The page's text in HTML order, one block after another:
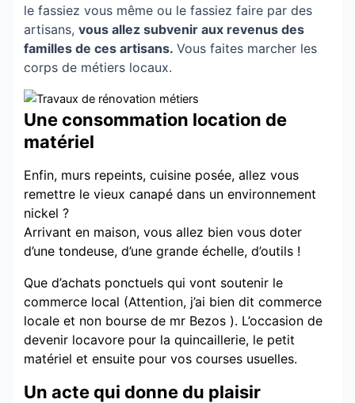
le fassiez vous même ou le fassiez faire par des
artisans,vous allez subvenir aux revenus des
familles de ces artisans.Vous faites marcher les
corps de métiers locaux.
Une consommation location de
matériel
Enfin, murs repeints, cuisine posée, allez vous
remettre le vieux canapé dans un environnement
nickel ?
Arrivant en maison, vous allez bien vous doter
d’une tondeuse, d’une grande échelle, d’outils !
Que d’achats ponctuels qui vont soutenir le
commerce local (Attention, j’ai bien dit commerce
locale et non bourse de mr Bezos ). L’occasion de
devenir locavore pour la quincaillerie, le petit
matériel et ensuite pour vos courses usuelles.
Un acte qui donne du plaisir